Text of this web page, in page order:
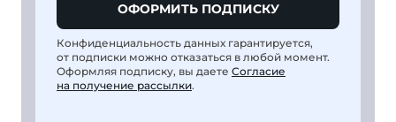
ОФОРМИТЬ ПОДПИСКУ
Конфиденциальность данных гарантируется,
от подписки можно отказаться в любой момент.
Оформляя подписку, вы даете Согласие
на получение рассылки.